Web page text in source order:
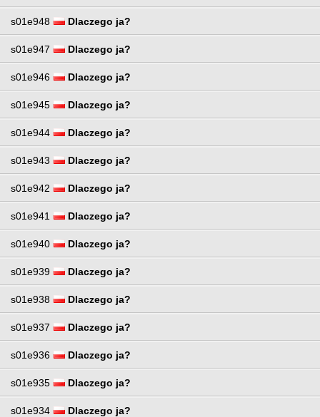
s01e948 Dlaczego ja?
s01e947 Dlaczego ja?
s01e946 Dlaczego ja?
s01e945 Dlaczego ja?
s01e944 Dlaczego ja?
s01e943 Dlaczego ja?
s01e942 Dlaczego ja?
s01e941 Dlaczego ja?
s01e940 Dlaczego ja?
s01e939 Dlaczego ja?
s01e938 Dlaczego ja?
s01e937 Dlaczego ja?
s01e936 Dlaczego ja?
s01e935 Dlaczego ja?
s01e934 Dlaczego ja?